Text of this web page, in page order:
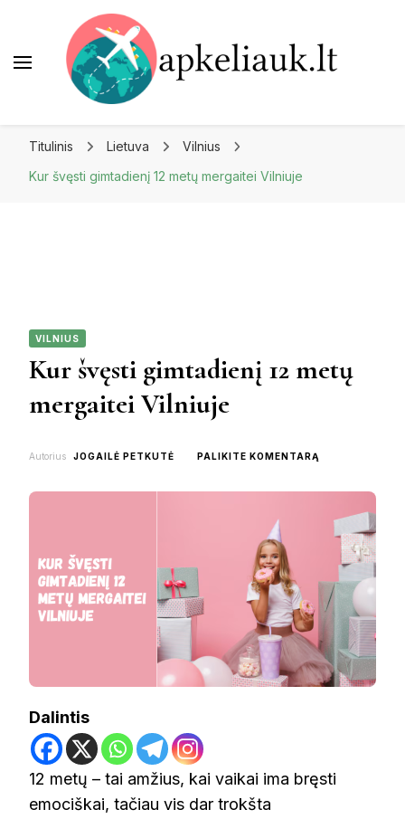
Titulinis Lietuva
Vilnius
Kur švęsti gimtadienį 12 metų mergaitei Vilniuje
VILNIUS
Kur švęsti gimtadienį 12 metų
mergaitei Vilniuje
Autorius JOGAILĖ PETKUTĖ PALIKITE KOMENTARĄ
METŲ
MERGAITEI
VILNIUJE
Dalintis
12 metų – tai amžius, kai vaikai ima bręsti
emociškai, tačiau vis dar trokšta